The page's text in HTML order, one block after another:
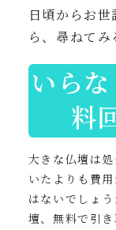
日頃からお
ら、尋ねてみ
いら
料
大きな仏壇は
いたよりも費
はないでしょ
壇、無料で引